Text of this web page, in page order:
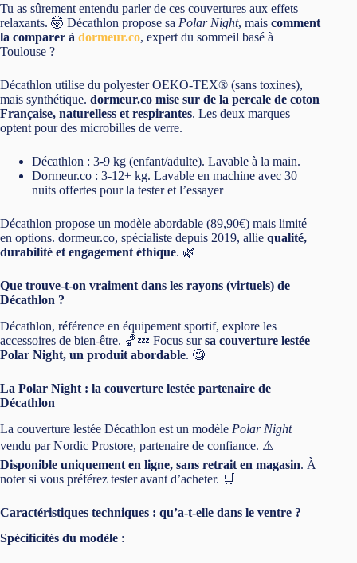
Tu as sûrement entendu parler de ces couvertures aux effets
relaxants. 🤯 Décathlon propose sa Polar Night, mais comment
la comparer à dormeur.co, expert du sommeil basé à
Toulouse ?
Décathlon utilise du polyester OEKO-TEX® (sans toxines),
mais synthétique. dormeur.co mise sur de la percale de coton
Française, naturelless et respirantes. Les deux marques
optent pour des microbilles de verre.
Décathlon : 3-9 kg (enfant/adulte). Lavable à la main.
Dormeur.co : 3-12+ kg. Lavable en machine avec 30
nuits offertes pour la tester et l’essayer
Décathlon propose un modèle abordable (89,90€) mais limité
en options. dormeur.co, spécialiste depuis 2019, allie qualité,
durabilité et engagement éthique. 🌿
Que trouve-t-on vraiment dans les rayons (virtuels) de
Décathlon ?
Décathlon, référence en équipement sportif, explore les
accessoires de bien-être. 🏀💤 Focus sursa couverture lestée
Polar Night, un produit abordable. 🧐
La Polar Night : la couverture lestée partenaire de
Décathlon
La couverture lestée Décathlon est un modèle Polar Night
vendu par Nordic Prostore, partenaire de confiance. ⚠️
Disponible uniquement en ligne, sans retrait en magasin. À
noter si vous préférez tester avant d’acheter. 🛒
Caractéristiques techniques : qu’a-t-elle dans le ventre ?
Spécificités du modèle :